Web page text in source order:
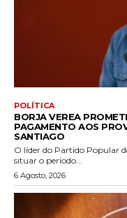
POLÍTICA
BORJA VEREA
PAGAMENTO AOS
SANTIAGO
O líder do Partido Popular
situar o período...
6 Agosto, 2026